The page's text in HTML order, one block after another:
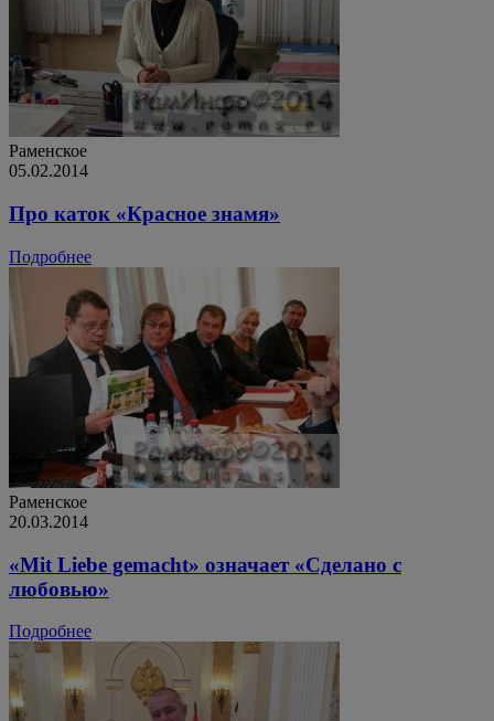
Раменское
05.02.2014
Про каток «Красное знамя»
Подробнее
Раменское
20.03.2014
«Mit Liebe gemacht» означает «Сделано с
любовью»
Подробнее